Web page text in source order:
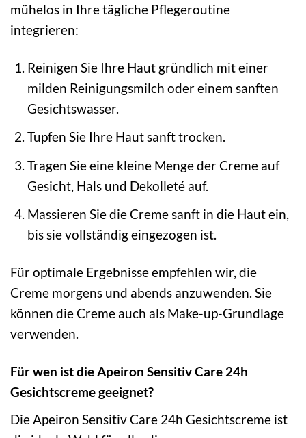
mühelos in Ihre tägliche Pflegeroutine
integrieren:
Reinigen Sie Ihre Haut gründlich mit einer
milden Reinigungsmilch oder einem sanften
Gesichtswasser.
Tupfen Sie Ihre Haut sanft trocken.
Tragen Sie eine kleine Menge der Creme auf
Gesicht, Hals und Dekolleté auf.
Massieren Sie die Creme sanft in die Haut ein,
bis sie vollständig eingezogen ist.
Für optimale Ergebnisse empfehlen wir, die
Creme morgens und abends anzuwenden. Sie
können die Creme auch als Make-up-Grundlage
verwenden.
Für wen ist die Apeiron Sensitiv Care 24h
Gesichtscreme geeignet?
Die Apeiron Sensitiv Care 24h Gesichtscreme ist